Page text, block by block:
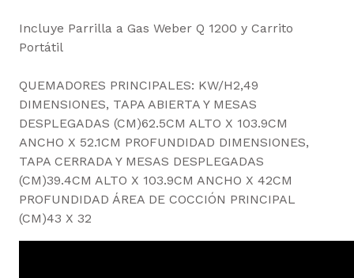
Incluye Parrilla a Gas Weber Q 1200 y Carrito
Portátil
QUEMADORES PRINCIPALES: KW/H2,49
DIMENSIONES, TAPA ABIERTA Y MESAS
DESPLEGADAS (CM)62.5CM ALTO X 103.9CM
ANCHO X 52.1CM PROFUNDIDAD DIMENSIONES,
TAPA CERRADA Y MESAS DESPLEGADAS
(CM)39.4CM ALTO X 103.9CM ANCHO X 42CM
PROFUNDIDAD ÁREA DE COCCIÓN PRINCIPAL
(CM)43 X 32